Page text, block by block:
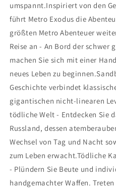
umspannt.Inspiriert von den
führt Metro Exodus die
größten Metro Abenteuer
Reise an - An Bord der schwer
machen Sie sich mit einer
neues Leben zu
Geschichte verbindet
gigantischen nicht-linearen
tödliche Welt - Entdecken Sie
Russland, dessen
Wechsel von Tag und Nacht
zum Leben erwacht.Tödliche
- Plündern Sie Beute und
handgemachter Waffen.